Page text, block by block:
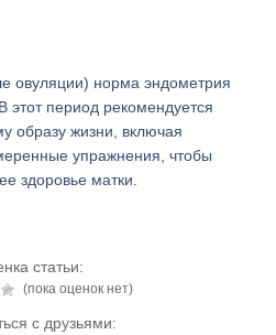
овуляции) норма эндометрия
этот период рекомендуется
образу жизни, включая
упражнения, чтобы
здоровье матки.
статьи:
(пока оценок нет)
с друзьями: